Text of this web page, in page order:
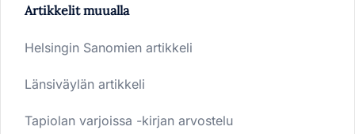
Artikkelit muualla
Helsingin Sanomien artikkeli
Länsiväylän artikkeli
Tapiolan varjoissa -kirjan arvostelu